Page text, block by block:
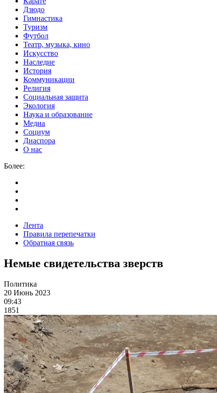
Дзюдо
Гимнастика
Туризм
Футбол
Театр, музыка, кино
Искусство
Наследие
История
Коммуникации
Религия
Социальная защита
Экология
Наука и образование
Медиа
Социум
Диаспора
О нас
Более:
Лента
Правила перепечатки
Обратная связь
Немые свидетельства зверств
Политика
20 Июнь 2023
09:43
1851